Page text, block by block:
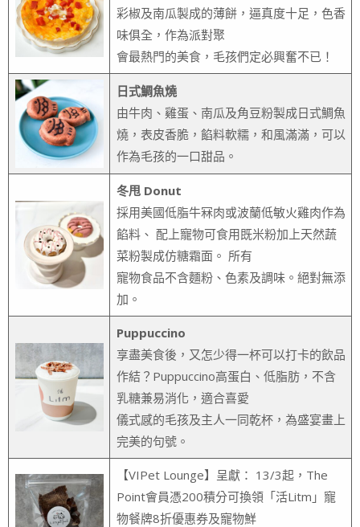
彩椒及南瓜製成的薄餅，逼真度十足，色香
味俱全，作為派對聚
會最熱門的美食，毛孩們定必興奮不已！
日式鯛魚燒
由牛肉、雞蛋、南瓜及角豆粉製成日式鯛魚
燒，表皮香脆，餡料軟糯，和風滿滿，可以
作為毛孩的一口甜品。
冬甩 Donut
採用美國低脂牛冧肉或波蘭低敏火雞肉作為
餡料、 配上寵物可食用既米粉加上天然蔬
菜粉製成仿糖霜面。 所有
寵物食品不含麵粉、色素及調味。絕對無添
加。
Puppuccino
享盡美食後，又怎少得一杯可以打卡的飲品
作結？Puppuccino高蛋白、低脂肪，不含
乳糖兼易消化，適合喜愛
儀式感的毛孩及主人一同乾杯，為盛宴畫上
完美的句號。
【VIPet Lounge】呈獻： 13/3起，The
Point會員憑200積分可換領「活Litm」寵
物餐牌8折優惠券及寵物鮮